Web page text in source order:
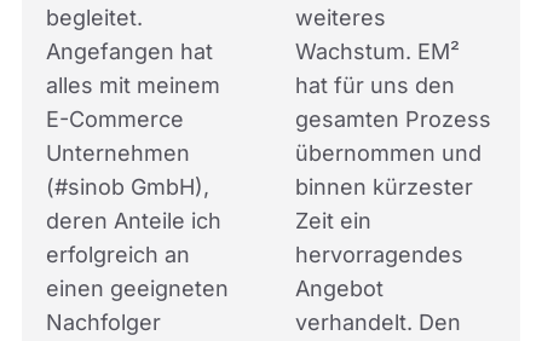
begleitet.
Angefangen hat
alles mit meinem
E-Commerce
Unternehmen
(#sinob GmbH),
deren Anteile ich
erfolgreich an
einen geeigneten
Nachfolger
weiteres
Wachstum. EM²
hat für uns den
gesamten Prozess
übernommen und
binnen kürzester
Zeit ein
hervorragendes
Angebot
verhandelt. Den